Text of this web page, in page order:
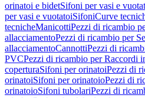
orinatoi e bidetSifoni per vasi e
per vasi e vuotatoiSifoniCurve
tecnicheManicottiPezzi di ricambio
allacciamentoPezzi di ricambio per
allacciamentoCannottiPezzi di
PVCPezzi di ricambio per Raccordi
coperturaSifoni per orinatoiPezzi di
orinatoiSifoni per orinatoioPezzi di
orinatoioSifoni tubolariPezzi di